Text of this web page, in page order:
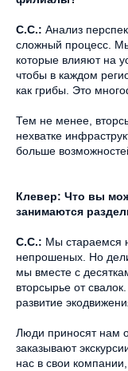
С.С.: Анализ
сложный процесс.
которые влияют на
чтобы в каждом
как грибы. Это
Тем не менее,
нехватке
больше
Клевер: Что вы
занимаются
С.С.: Мы стараемся
непрошеных. Но
мы вместе с
вторсырье от
развитие
Люди приносят нам
заказывают
нас в свои